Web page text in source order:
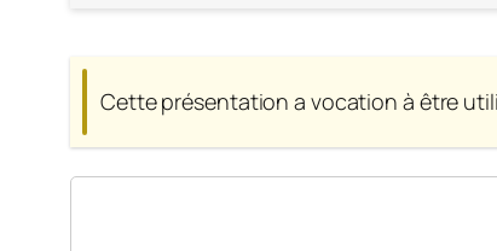
Cette présentation a vocation à être